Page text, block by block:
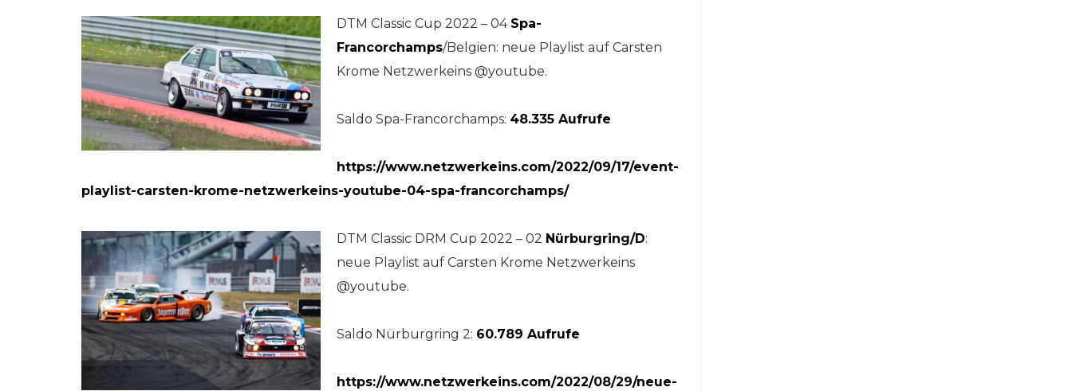
DTM Classic Cup 2022 – 04 Spa-
Francorchamps/Belgien: neue Playlist auf Carsten
Krome Netzwerkeins @youtube.
Saldo Spa-Francorchamps: 48.335 Aufrufe
https://www.netzwerkeins.com/2022/09/17/event-
playlist-carsten-krome-netzwerkeins-youtube-04-spa-francorchamps/
DTM Classic DRM Cup 2022 – 02 Nürburgring/D:
neue Playlist auf Carsten Krome Netzwerkeins
@youtube.
Saldo Nürburgring 2: 60.789 Aufrufe
https://www.netzwerkeins.com/2022/08/29/neue-